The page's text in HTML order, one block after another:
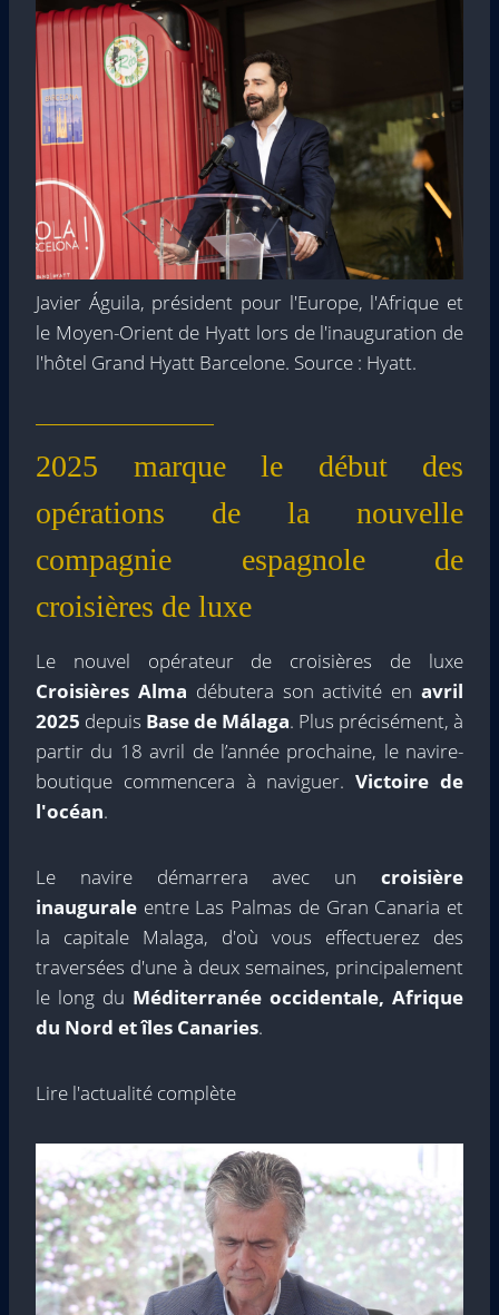
Javier Águila, président pour l'Europe, l'Afrique et
le Moyen-Orient de Hyatt lors de l'inauguration de
l'hôtel Grand Hyatt Barcelone. Source : Hyatt.
2025 marque le début des
opérations de la nouvelle
compagnie espagnole de
croisières de luxe
Le nouvel opérateur de croisières de luxe
Croisières Alma débutera son activité enavril
2025 depuis Base de Málaga. Plus précisément, à
partir du 18 avril de l’année prochaine, le navire-
boutique commencera à naviguer.Victoire de
l'océan.
Le navire démarrera avec un croisière
inaugurale entre Las Palmas de Gran Canaria et
la capitale Malaga, d'où vous effectuerez des
traversées d'une à deux semaines, principalement
le long du Méditerranée occidentale, Afrique
du Nord et îles Canaries.
Lire l'actualité complète